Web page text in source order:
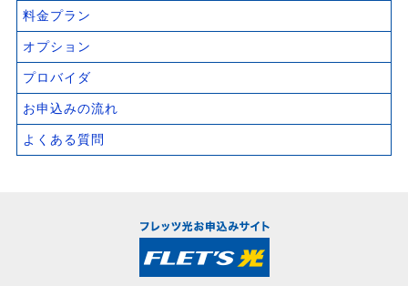
料金プラン
オプション
プロバイダ
お申込みの流れ
よくある質問